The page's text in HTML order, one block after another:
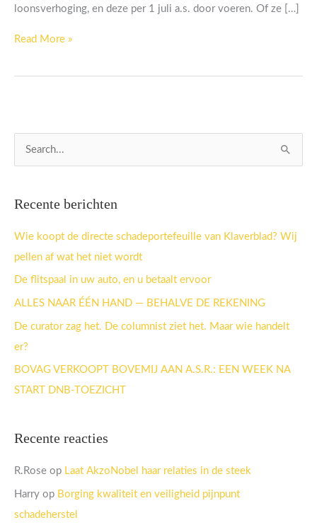
loonsverhoging, en deze per 1 juli a.s. door voeren. Of ze […]
Read More »
n
a
a
r
Recente berichten
Wie koopt de directe schadeportefeuille van Klaverblad? Wij
pellen af wat het niet wordt
De flitspaal in uw auto, en u betaalt ervoor
ALLES NAAR ÉÉN HAND — BEHALVE DE REKENING
De curator zag het. De columnist ziet het. Maar wie handelt
er?
BOVAG VERKOOPT BOVEMIJ AAN A.S.R.: EEN WEEK NA
START DNB-TOEZICHT
Recente reacties
R.Rose op Laat AkzoNobel haar relaties in de steek
Harry op Borging kwaliteit en veiligheid pijnpunt
schadeherstel